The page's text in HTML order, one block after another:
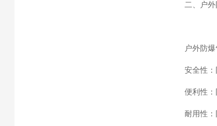
二、户
户外防
安全性
便利性
耐用性